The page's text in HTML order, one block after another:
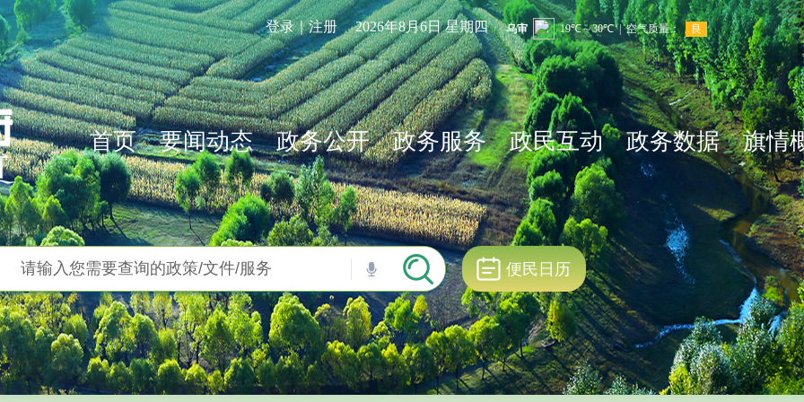
登录｜注册 2026年8月6日 星期四
首页 要闻动态 政务公开 政务服务 政民互动 政务数据 旗情
便民日历